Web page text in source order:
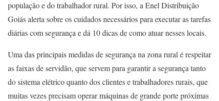
população e do trabalhador rural. Por isso, a Enel Distribuição
Goiás alerta sobre os cuidados necessários para executar as tarefas
diárias com segurança e dá 10 dicas de como atuar nesses locais.
Uma das principais medidas de segurança na zona rural é respeitar
as faixas de servidão, que servem para garantir a segurança tanto
do sistema elétrico quanto dos clientes e trabalhadores rurais, que
muitas vezes precisam operar máquinas de grande porte próximas